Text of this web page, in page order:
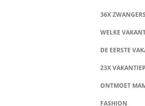
36X
WELKE
DE EERSTE
23X
ONTMOET
FASHION